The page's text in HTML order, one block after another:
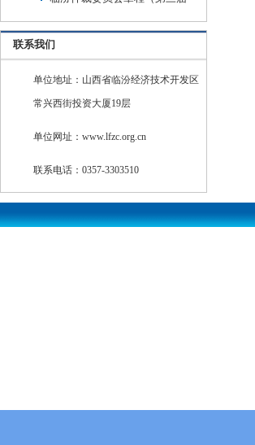
联系我们
单位地址：山西省临汾经济技术开发区
常兴西街投资大厦19层
单位网址：www.lfzc.org.cn
联系电话：0357-3303510